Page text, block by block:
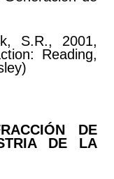
S.R., 2001,
Reading,
DE
DE LA